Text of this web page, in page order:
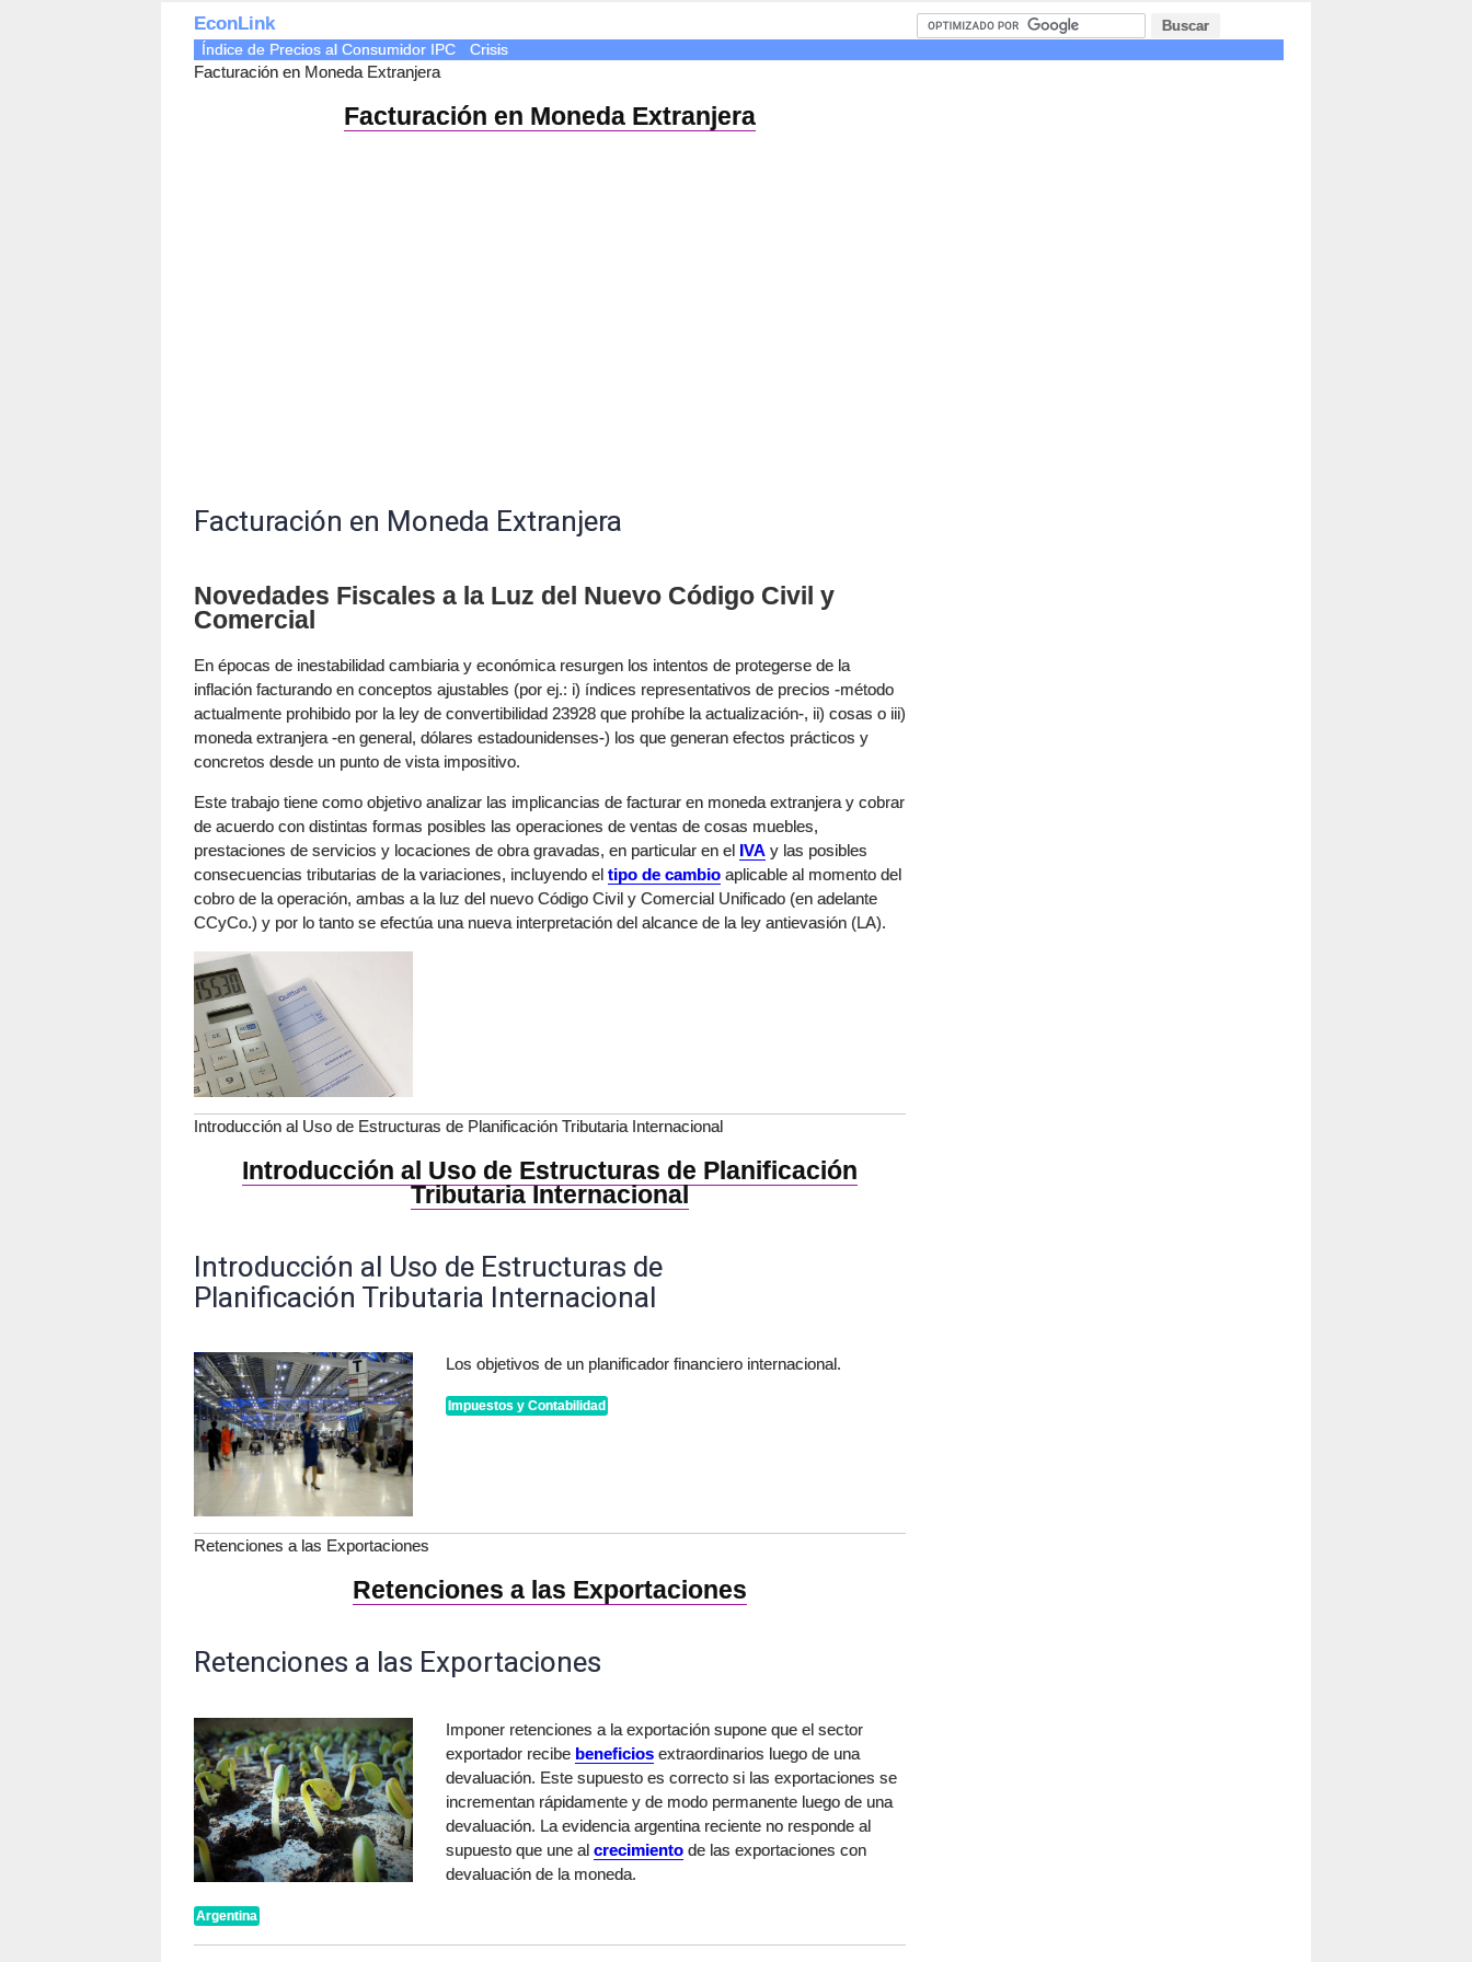
EconLink
Índice de Precios al Consumidor IPC Crisis
Facturación en Moneda Extranjera
Facturación en Moneda Extranjera
Facturación en Moneda Extranjera
Novedades Fiscales a la Luz del Nuevo Código Civil y
Comercial
En épocas de inestabilidad cambiaria y económica resurgen los intentos de protegerse de la
inflación facturando en conceptos ajustables (por ej.: i) índices representativos de precios -método
actualmente prohibido por la ley de convertibilidad 23928 que prohíbe la actualización-, ii) cosas o iii)
moneda extranjera -en general, dólares estadounidenses-) los que generan efectos prácticos y
concretos desde un punto de vista impositivo.
Este trabajo tiene como objetivo analizar las implicancias de facturar en moneda extranjera y cobrar
de acuerdo con distintas formas posibles las operaciones de ventas de cosas muebles,
prestaciones de servicios y locaciones de obra gravadas, en particular en el IVA y las posibles
consecuencias tributarias de la variaciones, incluyendo el tipo de cambio aplicable al momento del
cobro de la operación, ambas a la luz del nuevo Código Civil y Comercial Unificado (en adelante
CCyCo.) y por lo tanto se efectúa una nueva interpretación del alcance de la ley antievasión (LA).
Introducción al Uso de Estructuras de Planificación Tributaria Internacional
Introducción al Uso de Estructuras de Planificación
Tributaria Internacional
Introducción al Uso de Estructuras de
Planificación Tributaria Internacional
Los objetivos de un planificador financiero internacional.
Impuestos y Contabilidad
Retenciones a las Exportaciones
Retenciones a las Exportaciones
Retenciones a las Exportaciones
Imponer retenciones a la exportación supone que el sector
exportador recibe beneficios extraordinarios luego de una
devaluación. Este supuesto es correcto si las exportaciones se
incrementan rápidamente y de modo permanente luego de una
devaluación. La evidencia argentina reciente no responde al
supuesto que une al crecimiento de las exportaciones con
devaluación de la moneda.
Argentina